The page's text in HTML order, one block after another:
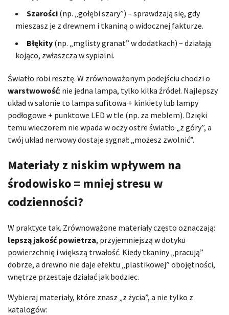
Szarości (np. „gołębi szary”) – sprawdzają się, gdy
mieszasz je z drewnem i tkaniną o widocznej fakturze.
Błękity (np. „mglisty granat” w dodatkach) – działają
kojąco, zwłaszcza w sypialni.
Światło robi resztę. W zrównoważonym podejściu chodzi o
warstwowość: nie jedna lampa, tylko kilka źródeł. Najlepszy
układ w salonie to lampa sufitowa + kinkiety lub lampy
podłogowe + punktowe LED w tle (np. za meblem). Dzięki
temu wieczorem nie wpada w oczy ostre światło „z góry”, a
twój układ nerwowy dostaje sygnał: „możesz zwolnić”.
Materiały z niskim wpływem na
środowisko = mniej stresu w
codzienności?
W praktyce tak. Zrównoważone materiały często oznaczają:
lepszą jakość powietrza, przyjemniejszą w dotyku
powierzchnię i większą trwałość. Kiedy tkaniny „pracują”
dobrze, a drewno nie daje efektu „plastikowej” obojętności,
wnętrze przestaje działać jak bodziec.
Wybieraj materiały, które znasz „z życia”, a nie tylko z
katalogów: